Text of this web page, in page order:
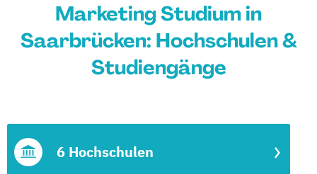
Marketing Studium in
Saarbrücken: Hochschulen &
Studiengänge
6 Hochschulen